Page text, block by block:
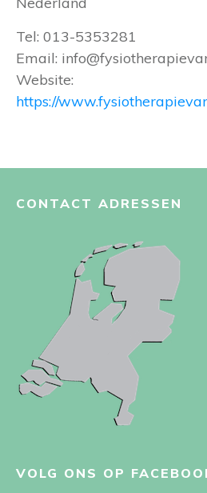
Tel: 013-5353281
Email:
Website:
https://
CONTACT ADRESSEN
VOLG ONS OP